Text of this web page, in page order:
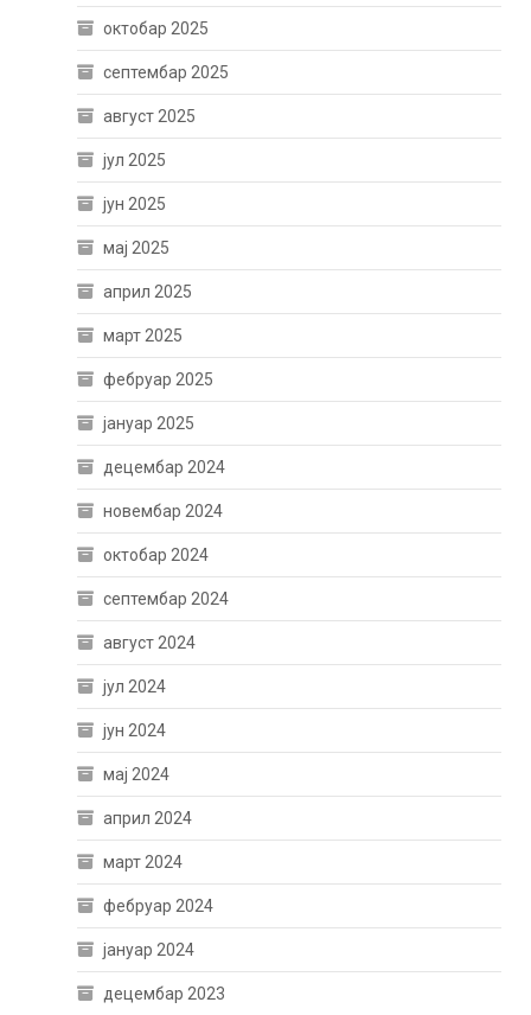
октобар 2025
септембар 2025
август 2025
јул 2025
јун 2025
мај 2025
април 2025
март 2025
фебруар 2025
јануар 2025
децембар 2024
новембар 2024
октобар 2024
септембар 2024
август 2024
јул 2024
јун 2024
мај 2024
април 2024
март 2024
фебруар 2024
јануар 2024
децембар 2023